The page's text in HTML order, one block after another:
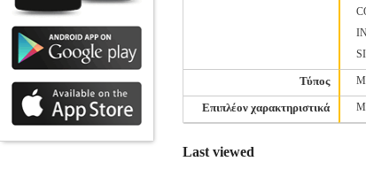
Τύπος
Επιπλέον χαρακτηριστικά
Last viewed